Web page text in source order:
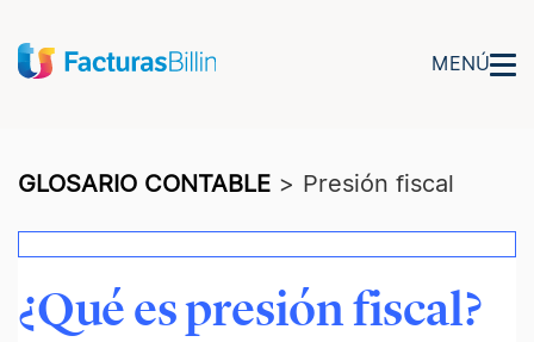
MENÚ
GLOSARIO CONTABLE > Presión fiscal
¿Qué es presión fiscal?